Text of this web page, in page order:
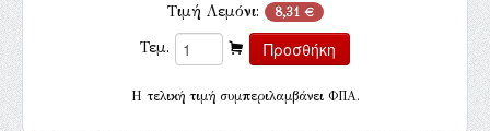
Τιμή Λεμόνι: 8,31 €
Τεμ.
H τελική τιμή συμπεριλαμβάνει ΦΠΑ.